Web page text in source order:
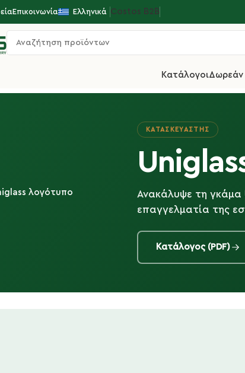
Επικοινωνία Ελληνικά Costos Β2Β
ΚατάλογοιΔωρεάν
ΚΑΤΑΣΚΕΥΑΣΤΉΣ
Ανακάλυψε τη γκάμα
επαγγελματία της
Κατάλογος (PDF)